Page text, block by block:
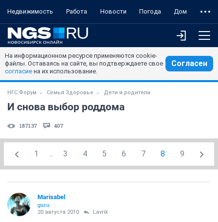
Недвижимость Работа Новости Погода Дом
На информационном ресурсе применяются cookie-
файлы. Оставаясь на сайте, вы подтверждаете свое
согласие на их использование.
Согласен
НГС.Форум Семья Здоровье Дети и родители
И снова выбор роддома
187137 407
1 ... 3 4 5 6 7 8 9
Marisabel
guru
20 августа 2010 Lavrik